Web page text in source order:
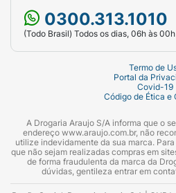
0300.313.1010
(Todo Brasil) Todos os dias, 06h às 00h
Termo de
Portal da
Covid-19
Código de Ética e
A Drogaria Araujo S/A informa que o
endereço www.araujo.com.br, não
utilize indevidamente da sua marca.
que não sejam realizadas compras em
de forma fraudulenta da marca da
dúvidas, gentileza entrar em